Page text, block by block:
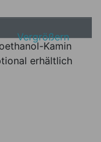
Vergrößern
erhältlich